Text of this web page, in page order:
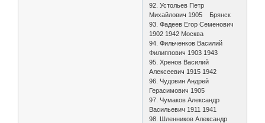
92. Устольев Петр
Михайлович 1905 Брянск
93. Фадеев Егор Семенович
1902 1942 Москва
94. Фильченков Василий
Филиппович 1903 1943
95. Хренов Василий
Алексеевич 1915 1942
96. Чудовин Андрей
Герасимович 1905
97. Чумаков Александр
Васильевич 1911 1941
98. Шленников Александр